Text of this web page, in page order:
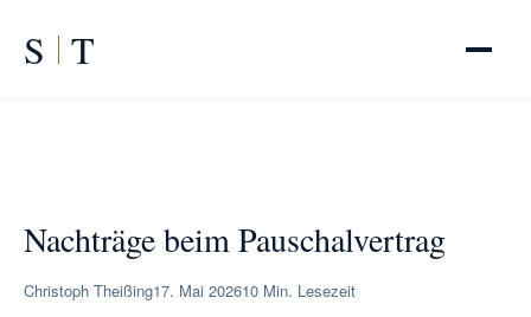
S T
Nachträge beim Pauschalvertrag
Christoph Theißing17. Mai 202610 Min. Lesezeit